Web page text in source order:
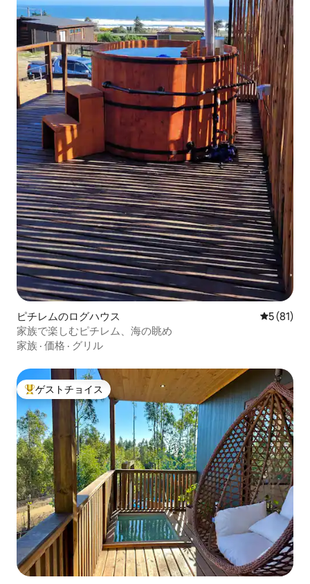
ピチレムのログハウス レビュー
5 (81)
家族で楽しむピチレム、海の眺め
家族 · 価格 · グリル
大好評のゲストチョイスです。
ゲストチョイス